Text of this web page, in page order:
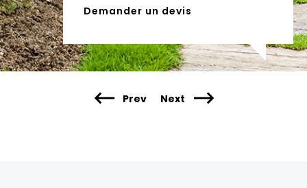
Demander un devis
Prev Next